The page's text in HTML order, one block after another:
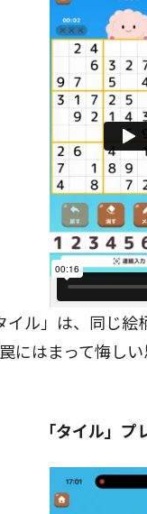
イル」は、同じ
にはまって悔し
「タイル」